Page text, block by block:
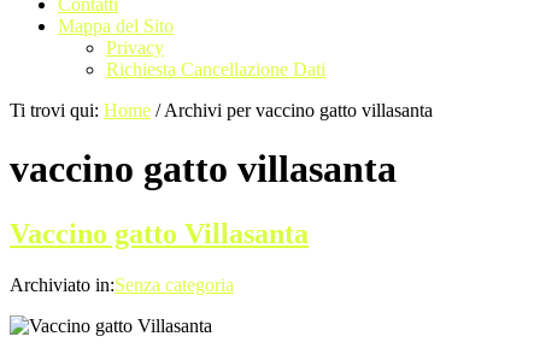
Contatti
Mappa del Sito
Privacy
Richiesta Cancellazione Dati
Ti trovi qui: Home /Archivi per vaccino gatto villasanta
vaccino gatto villasanta
Vaccino gatto Villasanta
Archiviato in:Senza categoria